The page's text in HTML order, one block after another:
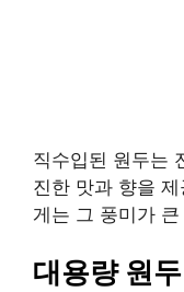
직수입된 원두는
진한 맛과 향을
게는 그 풍미가
대용량 원